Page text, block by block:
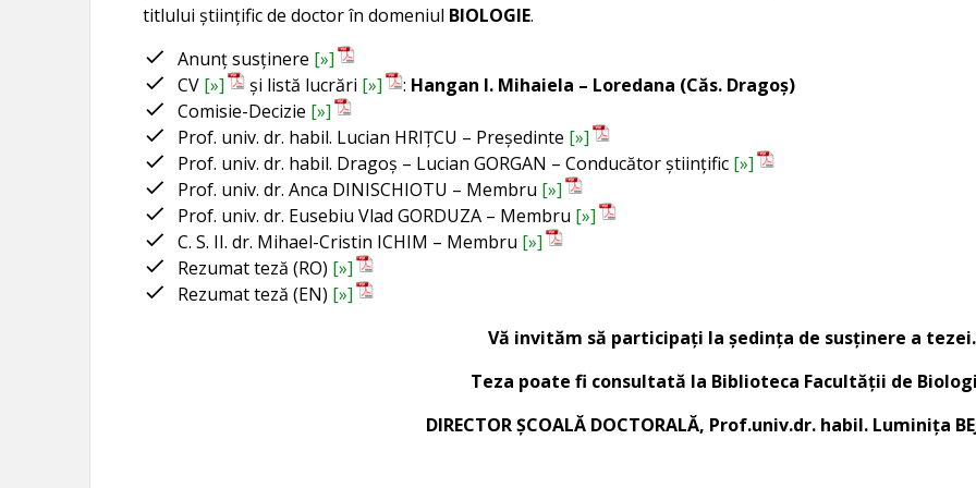
titlului ştiinţific de doctor în domeniul BIOLOGIE.
Anunț susținere [»]
CV [»] și listă lucrări [»] : Hangan I. Mihaiela – Loredana (Căs. Dragoș)
Comisie-Decizie [»]
Prof. univ. dr. habil. Lucian HRIŢCU – Președinte [»]
Prof. univ. dr. habil. Dragoş – Lucian GORGAN – Conducător științific [»]
Prof. univ. dr. Anca DINISCHIOTU – Membru [»]
Prof. univ. dr. Eusebiu Vlad GORDUZA – Membru [»]
C. S. II. dr. Mihael-Cristin ICHIM – Membru [»]
Rezumat teză (RO) [»]
Rezumat teză (EN) [»]
Vă invităm să participaţi la şedinţa de susţinere a tezei.
Teza poate fi consultată la Biblioteca Facultăţii de
DIRECTOR ŞCOALĂ DOCTORALĂ, Prof.univ.dr. habil. Luminiţa